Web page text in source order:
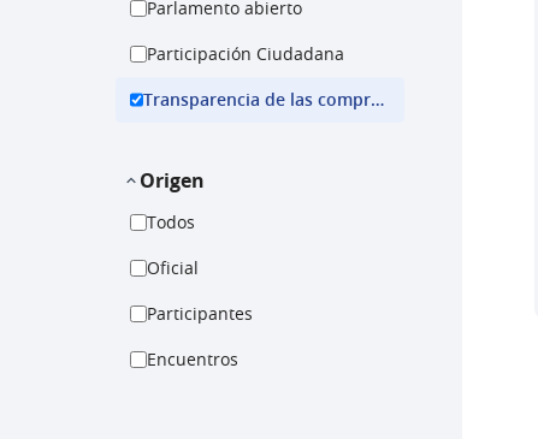
Parlamento abierto
Participación Ciudadana
Transparencia de las compras públicas
Origen
Todos
Oficial
Participantes
Encuentros